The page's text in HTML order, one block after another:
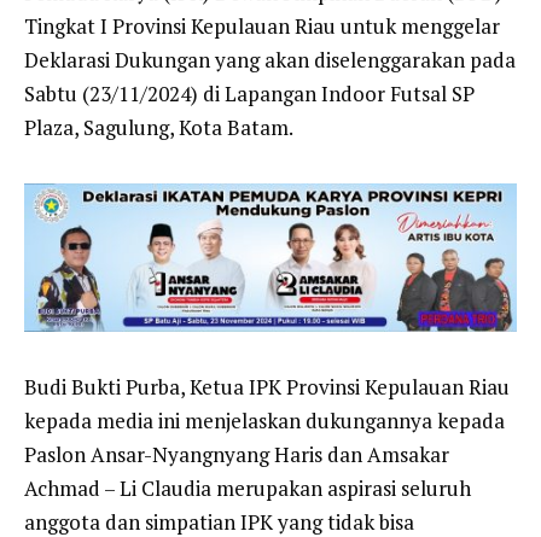
Tingkat I Provinsi Kepulauan Riau untuk menggelar
Deklarasi Dukungan yang akan diselenggarakan pada
Sabtu (23/11/2024) di Lapangan Indoor Futsal SP
Plaza, Sagulung, Kota Batam.
Budi Bukti Purba, Ketua IPK Provinsi Kepulauan Riau
kepada media ini menjelaskan dukungannya kepada
Paslon Ansar-Nyangnyang Haris dan Amsakar
Achmad – Li Claudia merupakan aspirasi seluruh
anggota dan simpatian IPK yang tidak bisa